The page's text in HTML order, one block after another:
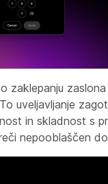
zaklepanju
uveljavljanje
in skladnost s
nepooblaščen